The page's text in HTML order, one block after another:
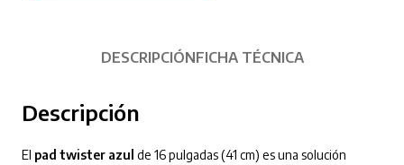
DESCRIPCIÓNFICHA TÉCNICA
Descripción
El pad twister azul de 16 pulgadas (41 cm) es una solución